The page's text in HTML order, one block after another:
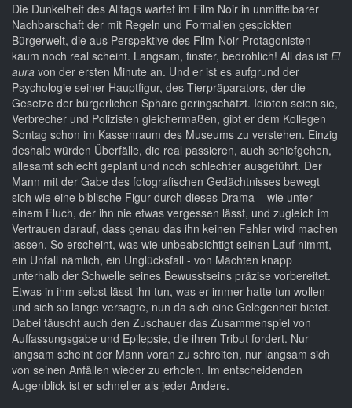
Die Dunkelheit des Alltags wartet im Film Noir in unmittelbarer
Nachbarschaft der mit Regeln und Formalien gespickten
Bürgerwelt, die aus Perspektive des Film-Noir-Protagonisten
kaum noch real scheint. Langsam, finster, bedrohlich! All das ist El
aura von der ersten Minute an. Und er ist es aufgrund der
Psychologie seiner Hauptfigur, des Tierpräparators, der die
Gesetze der bürgerlichen Sphäre geringschätzt. Idioten seien sie,
Verbrecher und Polizisten gleichermaßen, gibt er dem Kollegen
Sontag schon im Kassenraum des Museums zu verstehen. Einzig
deshalb würden Überfälle, die real passieren, auch schiefgehen,
allesamt schlecht geplant und noch schlechter ausgeführt. Der
Mann mit der Gabe des fotografischen Gedächtnisses bewegt
sich wie eine biblische Figur durch dieses Drama – wie unter
einem Fluch, der ihn nie etwas vergessen lässt, und zugleich im
Vertrauen darauf, dass genau das ihn keinen Fehler wird machen
lassen. So erscheint, was wie unbeabsichtigt seinen Lauf nimmt, -
ein Unfall nämlich, ein Unglücksfall - von Mächten knapp
unterhalb der Schwelle seines Bewusstseins präzise vorbereitet.
Etwas in ihm selbst lässt ihn tun, was er immer hatte tun wollen
und sich so lange versagte, nun da sich eine Gelegenheit bietet.
Dabei täuscht auch den Zuschauer das Zusammenspiel von
Auffassungsgabe und Epilepsie, die ihren Tribut fordert. Nur
langsam scheint der Mann voran zu schreiten, nur langsam sich
von seinen Anfällen wieder zu erholen. Im entscheidenden
Augenblick ist er schneller als jeder Andere.